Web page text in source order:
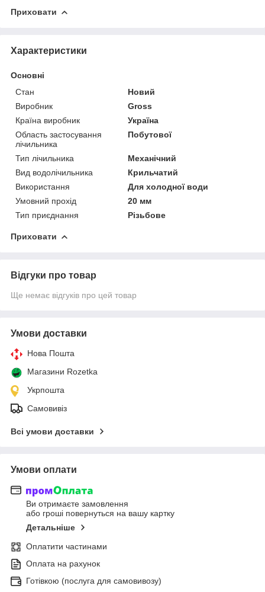
Приховати
Характеристики
Основні
Стан
Новий
Виробник
Gross
Країна виробник
Україна
Область застосування
лічильника
Побутової
Тип лічильника
Механічний
Вид водолічильника
Крильчатий
Використання
Для холодної води
Умовний прохід
20 мм
Тип приєднання
Різьбове
Приховати
Відгуки про товар
Ще немає відгуків про цей товар
Умови доставки
Нова Пошта
Магазини Rozetka
Укрпошта
Самовивіз
Всі умови доставки
Умови оплати
Ви отримаєте замовлення
або гроші повернуться на вашу картку
Детальніше
Оплатити частинами
Оплата на рахунок
Готівкою (послуга для самовивозу)